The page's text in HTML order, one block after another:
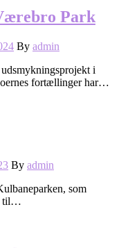
Park
By admin
i
fortællinger har…
By admin
som
til…